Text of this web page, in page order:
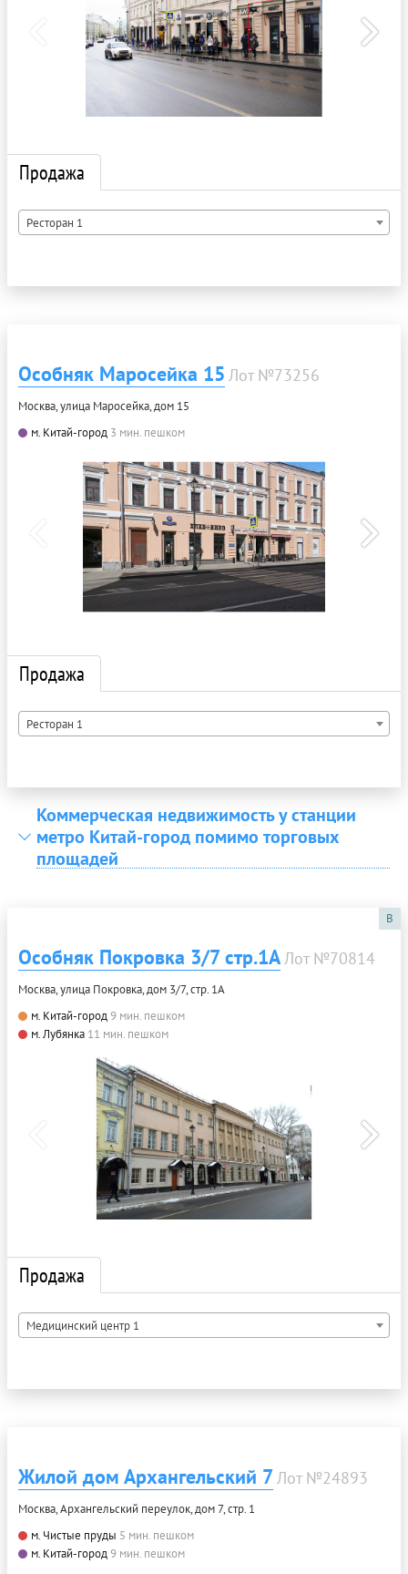
Продажа
Ресторан 1
Особняк Маросейка 15 Лот №73256
Москва, улица Маросейка, дом 15
м. Китай-город 3 мин. пешком
Продажа
Ресторан 1
Коммерческая недвижимость у станции
метро Китай-город помимо торговых
площадей
B
Особняк Покровка 3/7 стр.1АЛот №70814
Москва, улица Покровка, дом 3/7, стр. 1А
м. Китай-город9 мин. пешком
м. Лубянка 11 мин. пешком
Продажа
Медицинский центр 1
Жилой дом Архангельский 7Лот №24893
Москва, Архангельский переулок, дом 7, стр. 1
м. Чистые пруды 5 мин. пешком
м. Китай-город9 мин. пешком